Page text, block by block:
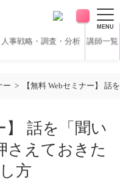
MENU
人事戦略・調査・分析 講師一覧
ホワイトペーパー
導入実績
ー 【無料 Webセミナー】
】 話を「聞い
さえておきた
方